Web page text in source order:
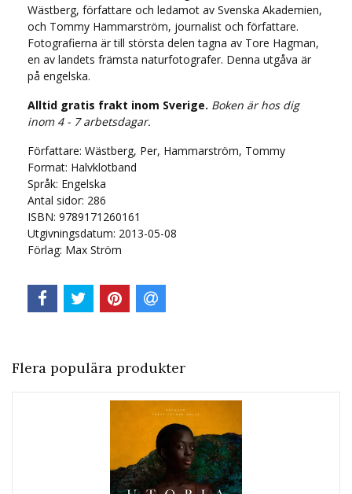
Wästberg, författare och ledamot av Svenska Akademien,
och Tommy Hammarström, journalist och författare.
Fotografierna är till största delen tagna av Tore Hagman,
en av landets främsta naturfotografer. Denna utgåva är
på engelska.
Alltid gratis frakt inom Sverige. Boken är hos dig
inom 4 - 7 arbetsdagar.
Författare: Wästberg, Per, Hammarström, Tommy
Format: Halvklotband
Språk: Engelska
Antal sidor: 286
ISBN: 9789171260161
Utgivningsdatum: 2013-05-08
Förlag: Max Ström
Flera populära produkter